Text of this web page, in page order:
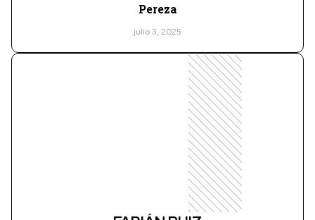
Pereza
julio 3, 2025